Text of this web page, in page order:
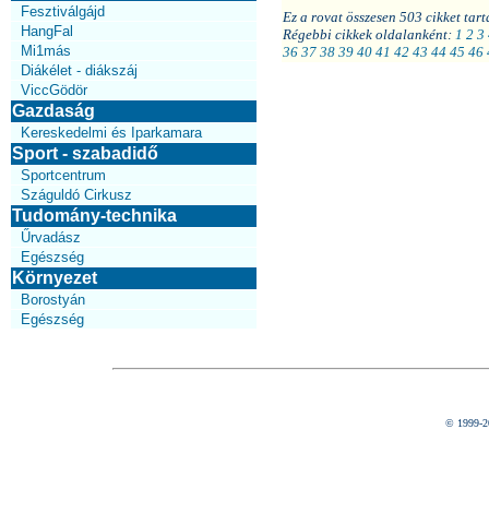
Fesztiválgájd
HangFal
Mi1más
Diákélet - diákszáj
ViccGödör
Gazdaság
Kereskedelmi és Iparkamara
Sport - szabadidő
Sportcentrum
Száguldó Cirkusz
Tudomány-technika
Űrvadász
Egészség
Környezet
Borostyán
Egészség
Ez a rovat összesen 503 cikket
Régebbi cikkek oldalanként: 1 2 3
36 37 38 39 40 41 42 43 44 45 46
© 1999-